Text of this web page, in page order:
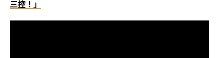
三控！」